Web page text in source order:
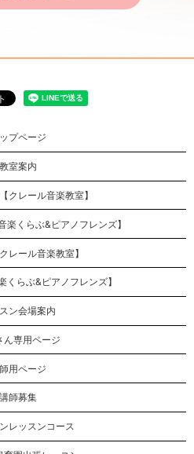
プページ
教室案内
クレール音楽教室】
楽くらぶ&ピアノフレンズ】
レール音楽教室】
くらぶ&ピアノフレンズ】
ン会場案内
ん専用ページ
用ページ
講師募集
レッスンコース